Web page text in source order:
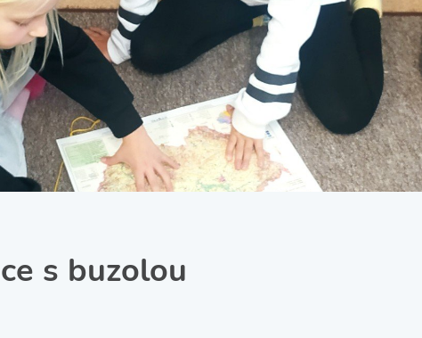
poradenské
psycholožka
rada
– Spolek rodičů a
školy
Školní sportovní klub
Tělesná výchova a sport
Třída V. A Třída V. B
Třída VI. A Třída VI. B
Třída VII. A Třída VII. B
Třída VIII. A Třída VIII. B
Třída IX. A Třída IX. B
s buzolou